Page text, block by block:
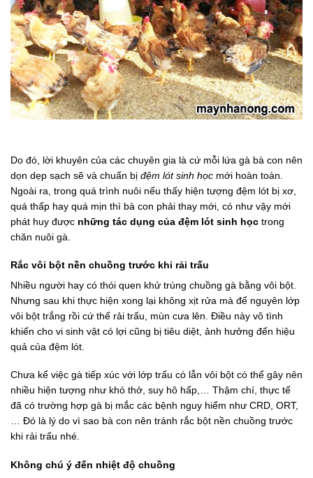
Do đó, lời khuyên của các chuyên gia là cứ mỗi lứa gà bà con nên
dọn dẹp sạch sẽ và chuẩn bị đệm lót sinh học mới hoàn toàn.
Ngoài ra, trong quá trình nuôi nếu thấy hiện tượng đệm lót bị xơ,
quá thấp hay quá mịn thì bà con phải thay mới, có như vậy mới
phát huy được những tác dụng của đệm lót sinh học trong
chăn nuôi gà.
Rắc vôi bột nền chuồng trước khi rải trấu
Nhiều người hay có thói quen khử trùng chuồng gà bằng vôi bột.
Nhưng sau khi thực hiện xong lại không xịt rửa mà để nguyên lớp
vôi bột trắng rồi cứ thế rải trấu, mùn cưa lên. Điều này vô tình
khiến cho vi sinh vật có lợi cũng bị tiêu diệt, ảnh hưởng đến hiệu
quả của đệm lót.
Chưa kể việc gà tiếp xúc với lớp trấu có lẫn vôi bột có thể gây nên
nhiều hiện tượng như khó thở, suy hô hấp,… Thậm chí, thực tế
đã có trường hợp gà bị mắc các bệnh nguy hiểm như CRD, ORT,
… Đó là lý do vì sao bà con nên tránh rắc bột nền chuồng trước
khi rải trấu nhé.
Không chú ý đến nhiệt độ chuồng